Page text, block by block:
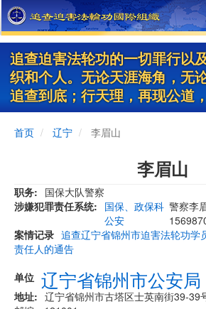
Skip
to
main
content
追查迫害法轮功的一切罪行以
织和个人。无论天涯海角，无
追查到底；行天理，再现公道
首页 辽宁 李眉山
李眉山
职务
国保大队警察
涉嫌犯罪责任系统
国保、政保科
公安
警察李
案情记录 追查辽宁省锦州市迫害法轮功学
责任人的通告
单位 辽宁省锦州市公安局
地址
辽宁省锦州市古塔区士英南街39-39